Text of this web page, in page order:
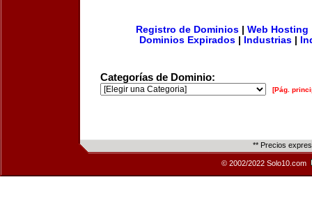
Registro de Dominios| Web Hosting
Dominios Expirados
Industrias
Categorías de Dominio:
[Pág.
** Precios
© 2002/2022 Solo10.com